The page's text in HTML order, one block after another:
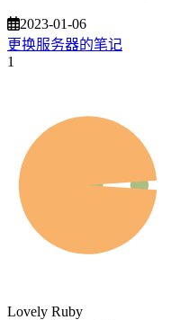
2023-01-06
更换服务器的笔记
1
Lovely Ruby